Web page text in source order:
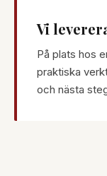
Vi
På plats hos
praktiska
och nästa